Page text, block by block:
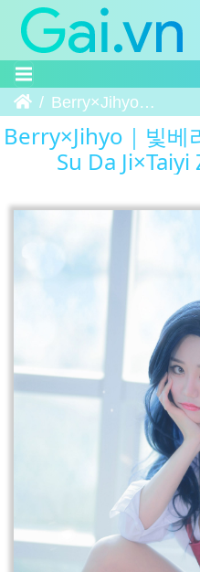
Trang chủBerry×Jihyo｜빛베리×송지혜 - Soul Ark - Su Da Ji×Taiyi Zhenren 03
Berry×Jihyo｜빛베
Su Da